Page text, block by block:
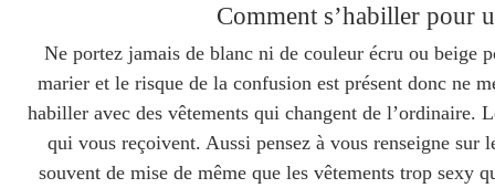
Comment s’habiller pour
Ne portez jamais de blanc ni de couleur écru ou beige
marier et le risque de la confusion est présent donc ne
habiller avec des vêtements qui changent de l’ordinaire.
qui vous reçoivent. Aussi pensez à vous renseigne sur
souvent de mise de même que les vêtements trop sexy